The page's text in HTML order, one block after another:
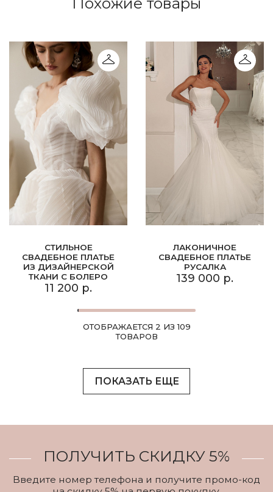
СТИЛЬНОЕ
СВАДЕБНОЕ ПЛАТЬЕ
ИЗ ДИЗАЙНЕРСКОЙ
ТКАНИ С БОЛЕРО
11 200 р.
ЛАКОНИЧНОЕ
СВАДЕБНОЕ ПЛАТЬЕ
РУСАЛКА
139 000 р.
ОТОБРАЖАЕТСЯ 2 ИЗ 109
ТОВАРОВ
ПОКАЗАТЬ ЕЩЕ
ПОЛУЧИТЬ СКИДКУ 5%
Введите номер телефона и получите промо-код